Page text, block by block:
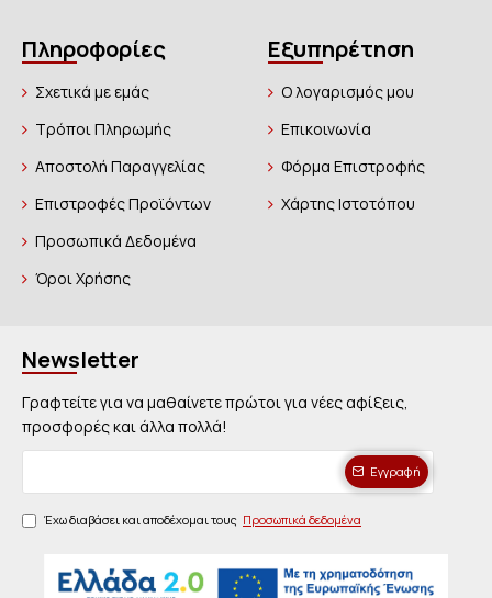
Πληροφορίες
Σχετικά με εμάς
Τρόποι Πληρωμής
Αποστολή Παραγγελίας
Επιστροφές Προϊόντων
Προσωπικά Δεδομένα
Όροι Χρήσης
Εξυπηρέτηση
Ο λογαρισμός μου
Επικοινωνία
Φόρμα Επιστροφής
Χάρτης Ιστοτόπου
Newsletter
Γραφτείτε για να μαθαίνετε πρώτοι για νέες αφίξεις,
προσφορές και άλλα πολλά!
Εγγραφή
Έχω διαβάσει και αποδέχομαι τους Προσωπικά δεδομένα